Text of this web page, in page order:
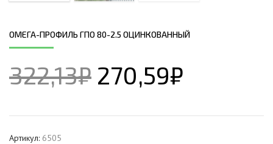
ОМЕГА-ПРОФИЛЬ ГПО 80-2.5 ОЦИНКОВАННЫЙ
322,13₽ 270,59₽
Артикул: 6505